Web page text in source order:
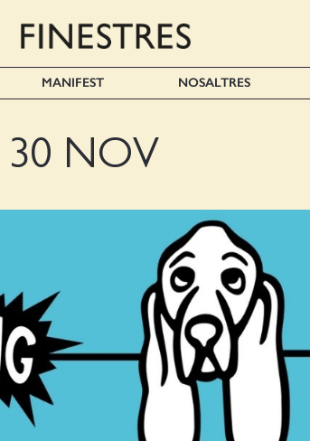
MANIFEST NOSALTRES
30 NOV